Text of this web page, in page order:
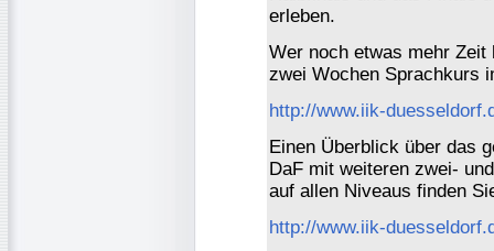
erleben.
Wer noch etwas mehr
zwei Wochen Sprachkurs
http://www.iik-
Einen Überblick über das
DaF mit weiteren zwei-
auf allen Niveaus finden
http://www.iik-